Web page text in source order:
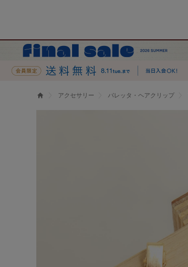
アクセサリー バレッタ・ヘアクリップ